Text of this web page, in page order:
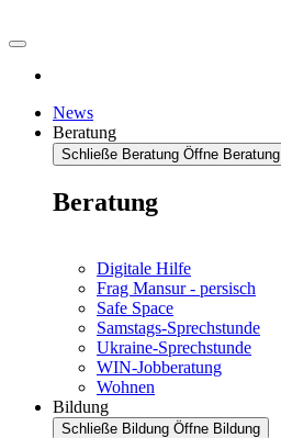
News
Beratung
Schließe Beratung Öffne Beratung
Beratung
Digitale Hilfe
Frag Mansur - persisch
Safe Space
Samstags-Sprechstunde
Ukraine-Sprechstunde
WIN-Jobberatung
Wohnen
Bildung
Schließe Bildung Öffne Bildung